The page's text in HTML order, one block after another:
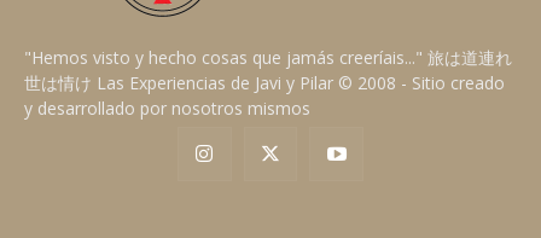
"Hemos visto y hecho cosas que jamás creeríais..." 旅は道連れ
世は情け Las Experiencias de Javi y Pilar © 2008 - Sitio creado
y desarrollado por nosotros mismos